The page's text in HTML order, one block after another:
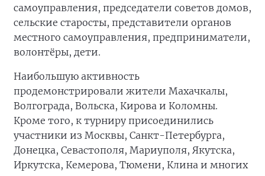
самоуправления, председатели советов домов,
сельские старосты, представители органов
местного самоуправления, предприниматели,
волонтёры, дети.
Наибольшую активность
продемонстрировали жители Махачкалы,
Волгограда, Вольска, Кирова и Коломны.
Кроме того, к турниру присоединились
участники из Москвы, Санкт-Петербурга,
Донецка, Севастополя, Мариуполя, Якутска,
Иркутска, Кемерова, Тюмени, Клина и многих